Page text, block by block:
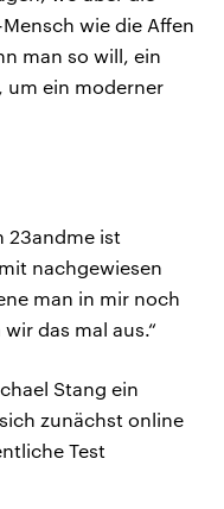
wie die Affen
man so will, ein
um ein moderner
23andme ist
nachgewiesen
man in mir noch
das mal aus.“
Stang ein
zunächst online
Test